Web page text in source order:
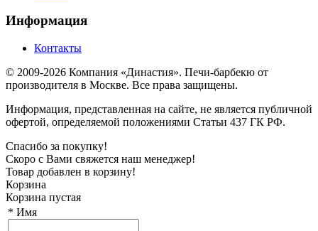
Информация
Контакты
© 2009-2026 Компания «Династия». Печи-барбекю от
производителя в Москве. Все права защищены.
Информация, представленная на сайте, не является публичной
офертой, определяемой положениями Статьи 437 ГК РФ.
Спасибо за покупку!
Скоро с Вами свяжется наш менеджер!
Товар добавлен в корзину!
Корзина
Корзина пустая
* Имя